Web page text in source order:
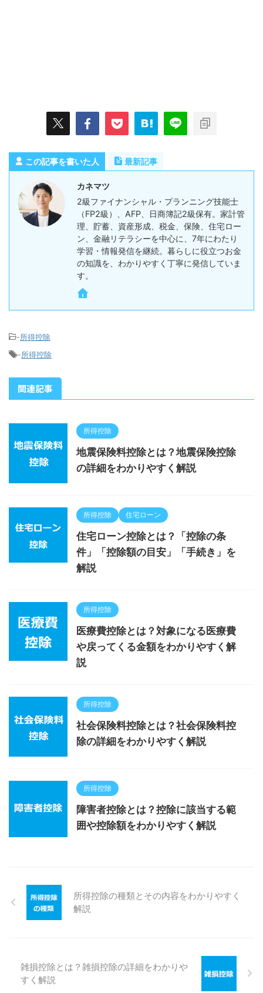
この記事を書いた人 最新記事
カネマツ
2級ファイナンシャル・プランニング技能士
（FP2級）、AFP、日商簿記2級保有。家計管
理、貯蓄、資産形成、税金、保険、住宅ロー
ン、金融リテラシーを中心に、7年にわたり
学習・情報発信を継続。暮らしに役立つお金
の知識を、わかりやすく丁寧に発信していま
す。
-所得控除
-所得控除
関連記事
所得控除
地震保険料控除とは？地震保険控除
の詳細をわかりやすく解説
所得控除 住宅ローン
住宅ローン控除とは？「控除の条
件」「控除額の目安」「手続き」を
解説
所得控除
医療費控除とは？対象になる医療費
や戻ってくる金額をわかりやすく解
説
所得控除
社会保険料控除とは？社会保険料控
除の詳細をわかりやすく解説
所得控除
障害者控除とは？控除に該当する範
囲や控除額をわかりやすく解説
所得控除の種類とその内容をわかりやすく
解説
雑損控除とは？雑損控除の詳細をわかりや
すく解説